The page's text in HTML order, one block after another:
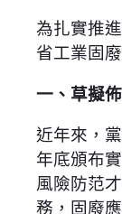
為扎實推
省工業固
一、草擬
近年來，
年底頒布
風險防范
務，固廢